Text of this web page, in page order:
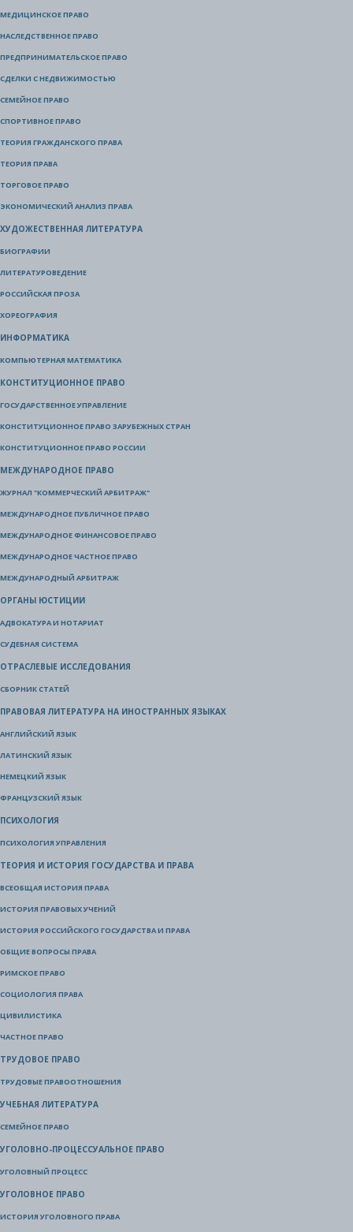
МЕДИЦИНСКОЕ ПРАВО
НАСЛЕДСТВЕННОЕ ПРАВО
ПРЕДПРИНИМАТЕЛЬСКОЕ ПРАВО
СДЕЛКИ С НЕДВИЖИМОСТЬЮ
СЕМЕЙНОЕ ПРАВО
СПОРТИВНОЕ ПРАВО
ТЕОРИЯ ГРАЖДАНСКОГО ПРАВА
ТЕОРИЯ ПРАВА
ТОРГОВОЕ ПРАВО
ЭКОНОМИЧЕСКИЙ АНАЛИЗ ПРАВА
ХУДОЖЕСТВЕННАЯ ЛИТЕРАТУРА
БИОГРАФИИ
ЛИТЕРАТУРОВЕДЕНИЕ
РОССИЙСКАЯ ПРОЗА
ХОРЕОГРАФИЯ
ИНФОРМАТИКА
КОМПЬЮТЕРНАЯ МАТЕМАТИКА
КОНСТИТУЦИОННОЕ ПРАВО
ГОСУДАРСТВЕННОЕ УПРАВЛЕНИЕ
КОНСТИТУЦИОННОЕ ПРАВО ЗАРУБЕЖНЫХ СТРАН
КОНСТИТУЦИОННОЕ ПРАВО РОССИИ
МЕЖДУНАРОДНОЕ ПРАВО
ЖУРНАЛ "КОММЕРЧЕСКИЙ АРБИТРАЖ"
МЕЖДУНАРОДНОЕ ПУБЛИЧНОЕ ПРАВО
МЕЖДУНАРОДНОЕ ФИНАНСОВОЕ ПРАВО
МЕЖДУНАРОДНОЕ ЧАСТНОЕ ПРАВО
МЕЖДУНАРОДНЫЙ АРБИТРАЖ
ОРГАНЫ ЮСТИЦИИ
АДВОКАТУРА И НОТАРИАТ
СУДЕБНАЯ СИСТЕМА
ОТРАСЛЕВЫЕ ИССЛЕДОВАНИЯ
СБОРНИК СТАТЕЙ
ПРАВОВАЯ ЛИТЕРАТУРА НА ИНОСТРАННЫХ ЯЗЫКАХ
АНГЛИЙСКИЙ ЯЗЫК
ЛАТИНСКИЙ ЯЗЫК
НЕМЕЦКИЙ ЯЗЫК
ФРАНЦУЗСКИЙ ЯЗЫК
ПСИХОЛОГИЯ
ПСИХОЛОГИЯ УПРАВЛЕНИЯ
ТЕОРИЯ И ИСТОРИЯ ГОСУДАРСТВА И ПРАВА
ВСЕОБЩАЯ ИСТОРИЯ ПРАВА
ИСТОРИЯ ПРАВОВЫХ УЧЕНИЙ
ИСТОРИЯ РОССИЙСКОГО ГОСУДАРСТВА И ПРАВА
ОБЩИЕ ВОПРОСЫ ПРАВА
РИМСКОЕ ПРАВО
СОЦИОЛОГИЯ ПРАВА
ЦИВИЛИСТИКА
ЧАСТНОЕ ПРАВО
ТРУДОВОЕ ПРАВО
ТРУДОВЫЕ ПРАВООТНОШЕНИЯ
УЧЕБНАЯ ЛИТЕРАТУРА
СЕМЕЙНОЕ ПРАВО
УГОЛОВНО-ПРОЦЕССУАЛЬНОЕ ПРАВО
УГОЛОВНЫЙ ПРОЦЕСС
УГОЛОВНОЕ ПРАВО
ИСТОРИЯ УГОЛОВНОГО ПРАВА